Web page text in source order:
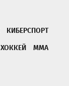
КИБЕРСПОРТ
ХОККЕЙ
ММА